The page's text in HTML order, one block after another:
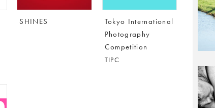
SHINES
Tokyo International
Photography
Competition
TIPC